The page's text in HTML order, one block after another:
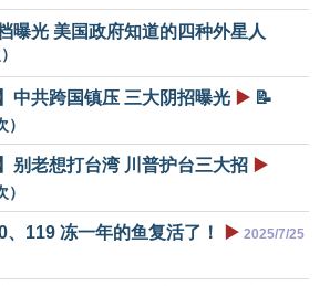
曝光 美国政府知道的四种外星人
中共跨国镇压 三大阴招曝光 ▶️ 📝
）
别老想打台湾 川普护台三大招 ▶️
）
119 冻一年的鱼复活了！ ▶️ 2025/7/25